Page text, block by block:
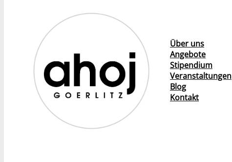
Über uns
Angebote
Stipendium
Veranstaltungen
Blog
Kontakt